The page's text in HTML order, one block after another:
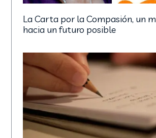
La Carta por la Compasión, un
hacia un futuro posible